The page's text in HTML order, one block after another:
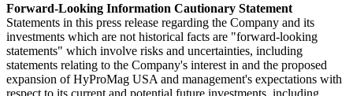
Forward-Looking Information Cautionary Statement
Statements in this press release regarding the Company and its
investments which are not historical facts are "forward-looking
statements" which involve risks and uncertainties, including
statements relating to the Company's interest in and the proposed
expansion of HyProMag USA and management's expectations with
respect to its current and potential future investments, including